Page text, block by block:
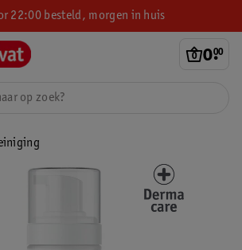
22:00 besteld, morgen in huis
0.
00